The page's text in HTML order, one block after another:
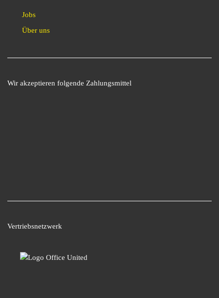
Jobs
Über uns
Wir akzeptieren folgende Zahlungsmittel
Vertriebsnetzwerk